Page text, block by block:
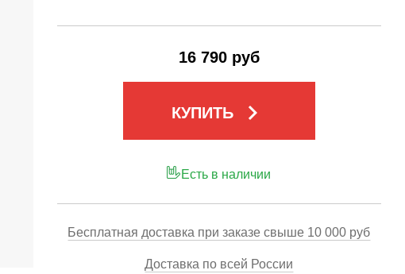
16 790 руб
КУПИТЬ keyboard_arrow_right
Есть в наличии
Бесплатная доставка при заказе свыше 10 000 руб
Доставка по всей России